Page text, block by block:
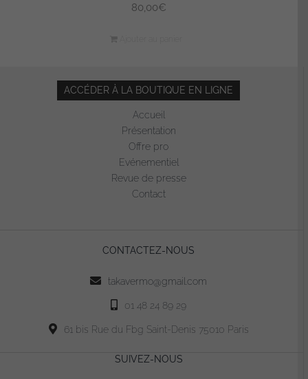
80,00€
ACCÉDER À LA BOUTIQUE EN LIGNE
Accueil
Présentation
Offre pro
Evénementiel
Revue de presse
Contact
CONTACTEZ-NOUS
takavermo@gmail.com
01 48 24 89 29
61 bis Rue du Fbg Saint-Denis 75010 Paris
SUIVEZ-NOUS